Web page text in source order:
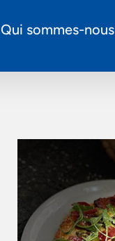
Qui sommes-nous